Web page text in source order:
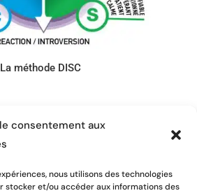
consentement aux
nous utilisons des technologies
stocker et/ou accéder aux informations des
La méthode DISC